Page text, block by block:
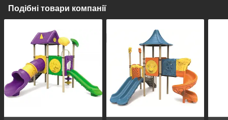
Подібні товари компанії